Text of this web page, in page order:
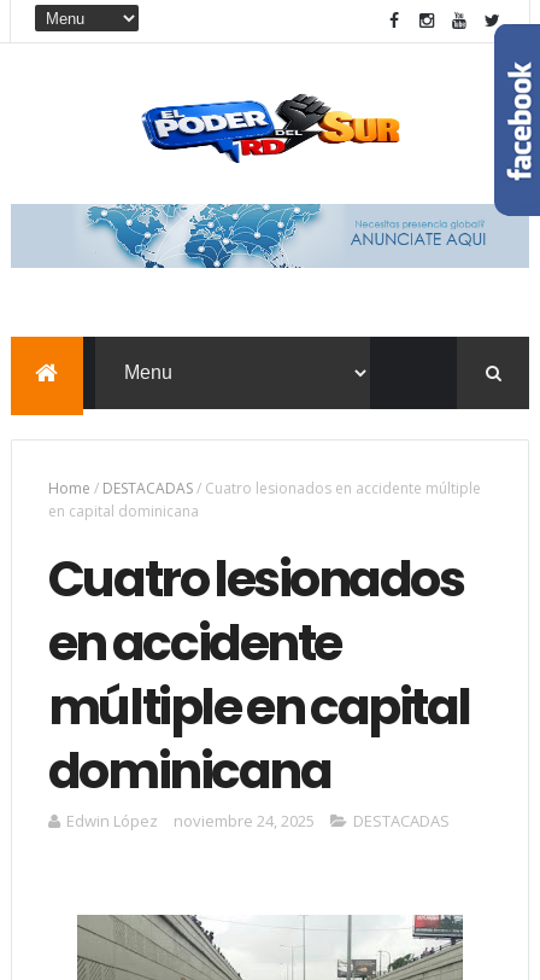
Home / DESTACADAS/ Cuatro lesionados en accidente múltiple
en capital dominicana
Cuatro lesionados
en accidente
múltiple en capital
dominicana
Edwin López noviembre 24, 2025 DESTACADAS